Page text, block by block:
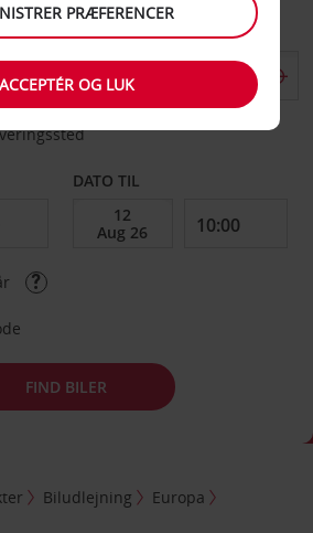
DATO TIL
FIND BILER
Biludlejning
Europa
PRÆFERENCER
ACCEPTÉR OG LUK